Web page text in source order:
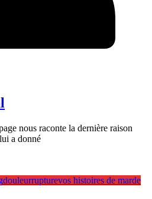
nous raconte la dernière raison
a donné
douleurrupturevos histoires de marde